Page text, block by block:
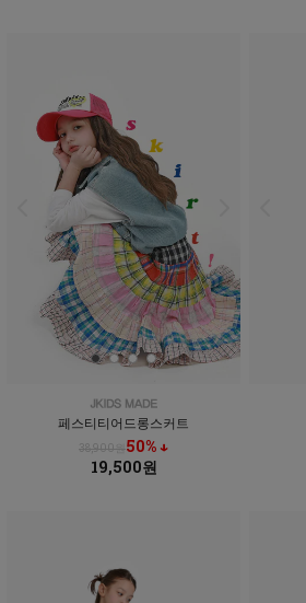
페스티티어드롱스커트
38,900원50% ↓
19,500원